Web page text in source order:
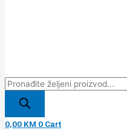
0,00 KM 0 Cart